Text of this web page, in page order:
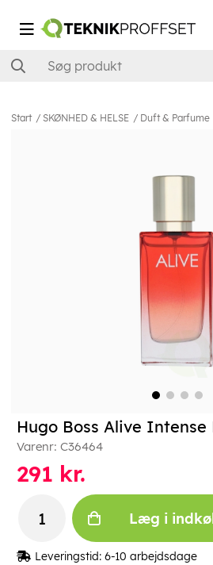
Start SKØNHED & HELSE Duft & Parfume
Hugo Boss Alive Intense
Varenr: C36464
291 kr.
Læg i
Leveringstid: 6-10 arbejdsdage